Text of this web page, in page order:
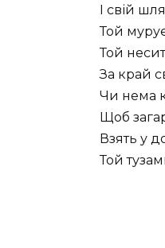
І свій
Той
Той
За край
Чи нема
Щоб
Взять у
Той